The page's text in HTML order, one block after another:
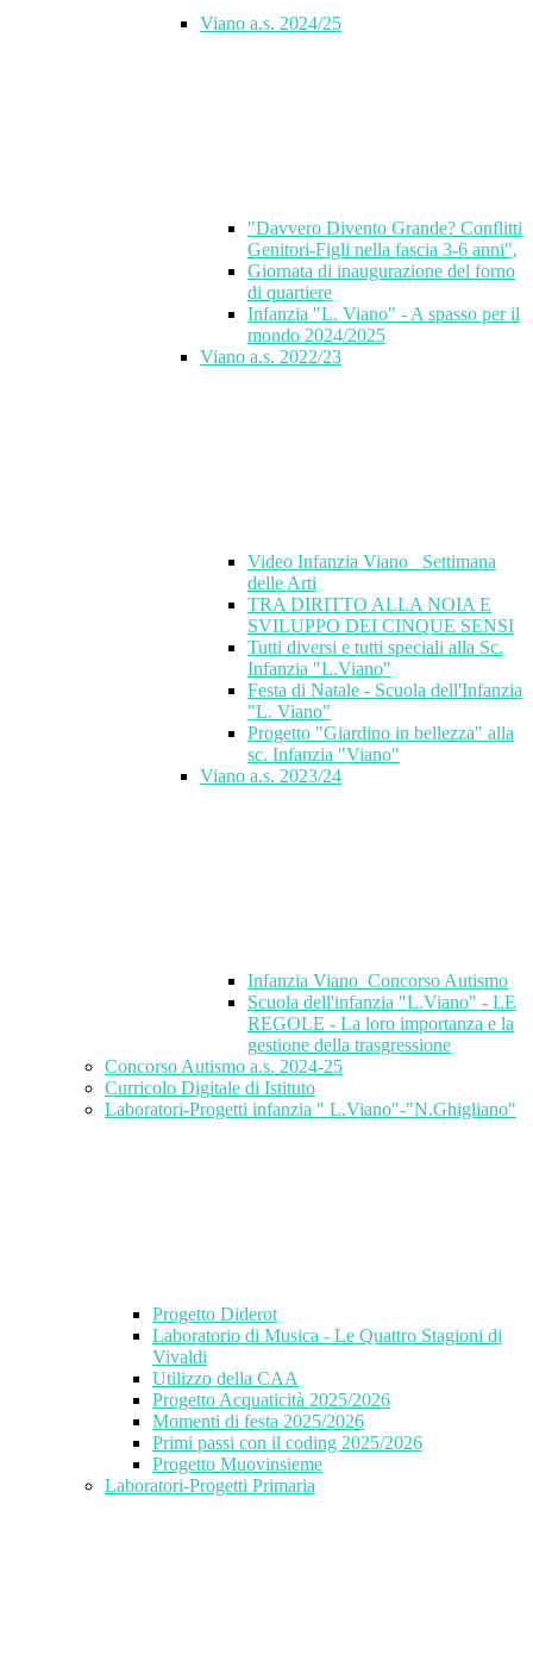
Viano a.s. 2024/25
"Davvero Divento Grande? Conflitti
Genitori-Figli nella fascia 3-6 anni",
Giornata di inaugurazione del forno
di quartiere
Infanzia "L. Viano" - A spasso per il
mondo 2024/2025
Viano a.s. 2022/23
Video Infanzia Viano_ Settimana
delle Arti
TRA DIRITTO ALLA NOIA E
SVILUPPO DEI CINQUE SENSI
Tutti diversi e tutti speciali alla Sc.
Infanzia "L.Viano"
Festa di Natale - Scuola dell'Infanzia
"L. Viano"
Progetto "Giardino in bellezza" alla
sc. Infanzia "Viano"
Viano a.s. 2023/24
Infanzia Viano_Concorso Autismo
Scuola dell'infanzia "L.Viano" - LE
REGOLE - La loro importanza e la
gestione della trasgressione
Concorso Autismo a.s. 2024-25
Curricolo Digitale di Istituto
Laboratori-Progetti infanzia " L.Viano"-"N.Ghigliano"
Progetto Diderot
Laboratorio di Musica - Le Quattro Stagioni di
Vivaldi
Utilizzo della CAA
Progetto Acquaticità 2025/2026
Momenti di festa 2025/2026
Primi passi con il coding 2025/2026
Progetto Muovinsieme
Laboratori-Progetti Primaria